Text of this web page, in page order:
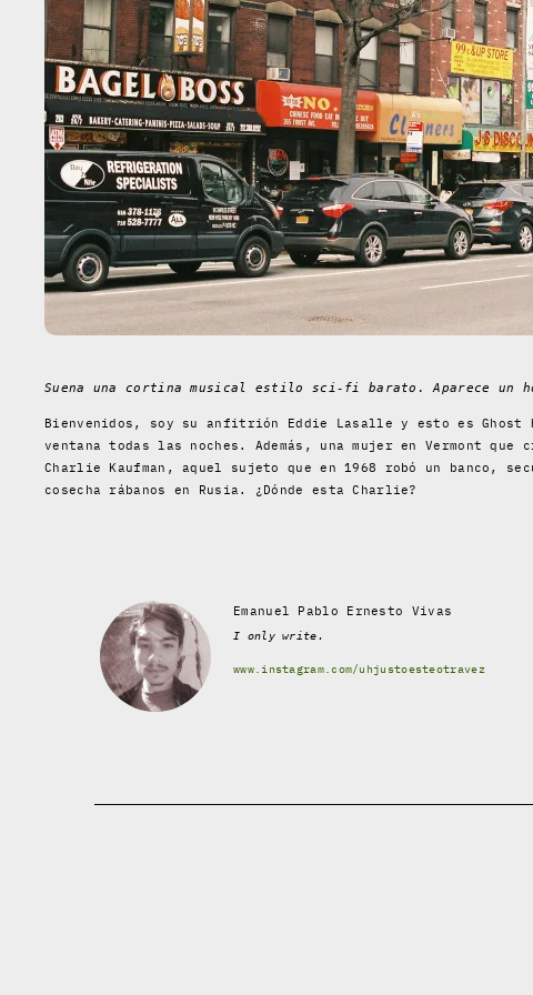
Suena una cortina musical estilo sci-fi barato. Aparece un
Bienvenidos, soy su anfitrión Eddie Lasalle y esto es Ghost
ventana todas las noches. Además, una mujer en Vermont
Charlie Kaufman, aquel sujeto que en 1968 robó un banco,
cosecha rábanos en Rusia. ¿Dónde esta Charlie?
Emanuel Pablo Ernesto Vivas
I only write.
www.instagram.com/uhjustoesteotravez